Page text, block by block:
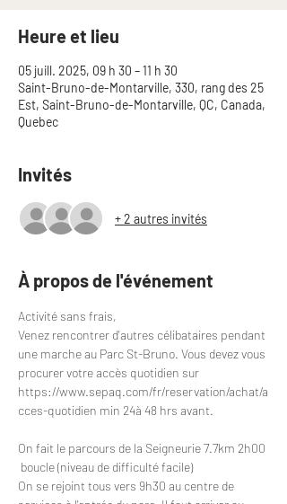
Heure et lieu
05 juill. 2025, 09 h 30 – 11 h 30
Saint-Bruno-de-Montarville, 330, rang des 25
Est, Saint-Bruno-de-Montarville, QC, Canada,
Quebec
Invités
+ 2 autres invités
À propos de l'événement
Activité sans frais,
Venez rencontrer d'autres célibataires pendant
une marche au Parc St-Bruno. Vous devez vous
procurer votre accès quotidien sur
https://www.sepaq.com/fr/reservation/achat/a
cces-quotidien min 24à 48 hrs avant.
On fait le parcours de la Seigneurie 7.7km 2h00
boucle (niveau de difficulté facile)
On se rejoint tous vers 9h30 au centre de